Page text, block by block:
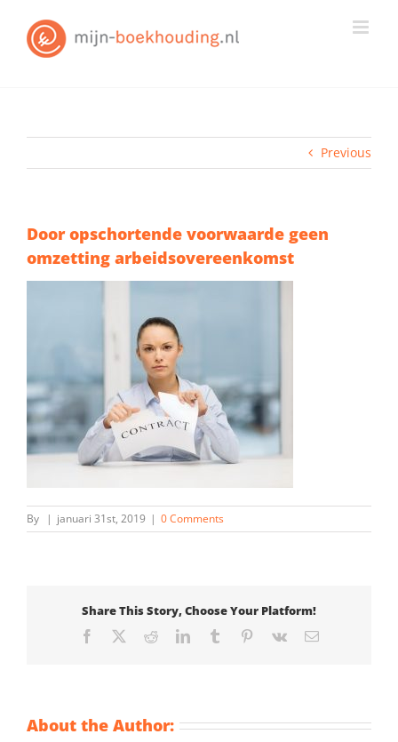
content
Previous
Door opschortende voorwaarde geen
omzetting arbeidsovereenkomst
By | januari 31st, 2019 | 0 Comments
Share This Story, Choose Your Platform!
Facebook RedditLinkedInTumblr Pinterest
Vk Email
About the Author: